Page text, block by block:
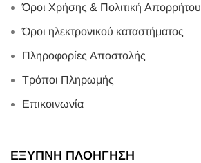
Όροι Χρήσης & Πολιτική Απορρήτου
Όροι ηλεκτρονικού καταστήματος
Πληροφορίες Αποστολής
Τρόποι Πληρωμής
Επικοινωνία
ΕΞΥΠΝΗ ΠΛΟΗΓΗΣΗ